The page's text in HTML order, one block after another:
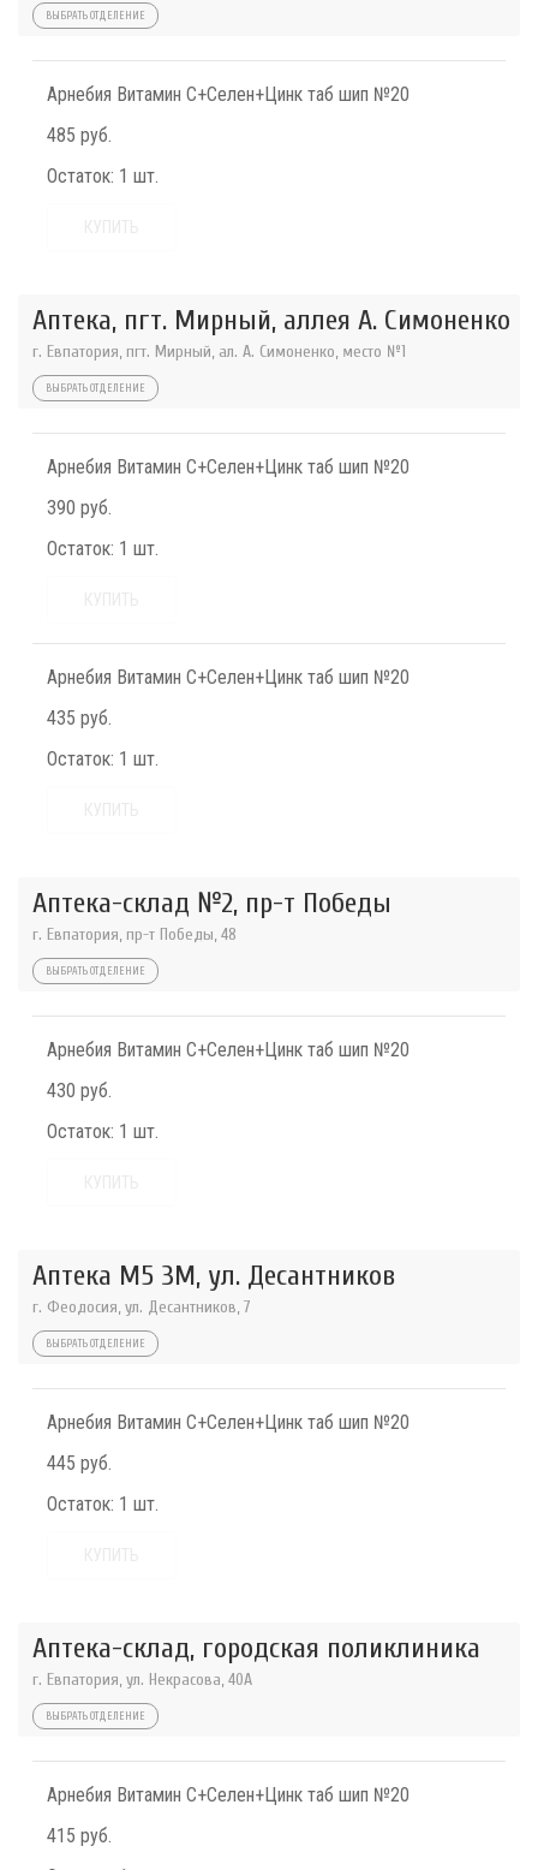
ВЫБРАТЬ ОТДЕЛЕНИЕ
Арнебия Витамин С+Селен+Цинк таб шип №20
485 руб.
Остаток: 1 шт.
Аптека, пгт. Мирный, аллея А. Симоненко
г. Евпатория, пгт. Мирный, ал. А. Симоненко, место №1
ВЫБРАТЬ ОТДЕЛЕНИЕ
Арнебия Витамин С+Селен+Цинк таб шип №20
390 руб.
Остаток: 1 шт.
Арнебия Витамин С+Селен+Цинк таб шип №20
435 руб.
Остаток: 1 шт.
Аптека-склад №2, пр-т Победы
г. Евпатория, пр-т Победы, 48
ВЫБРАТЬ ОТДЕЛЕНИЕ
Арнебия Витамин С+Селен+Цинк таб шип №20
430 руб.
Остаток: 1 шт.
Аптека М5 3М, ул. Десантников
г. Феодосия, ул. Десантников, 7
ВЫБРАТЬ ОТДЕЛЕНИЕ
Арнебия Витамин С+Селен+Цинк таб шип №20
445 руб.
Остаток: 1 шт.
Аптека-склад, городская поликлиника
г. Евпатория, ул. Некрасова, 40A
ВЫБРАТЬ ОТДЕЛЕНИЕ
Арнебия Витамин С+Селен+Цинк таб шип №20
415 руб.